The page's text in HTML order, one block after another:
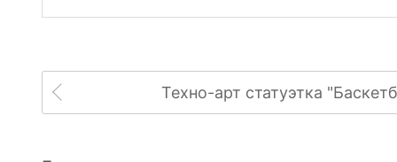
Техно-арт статуэтка